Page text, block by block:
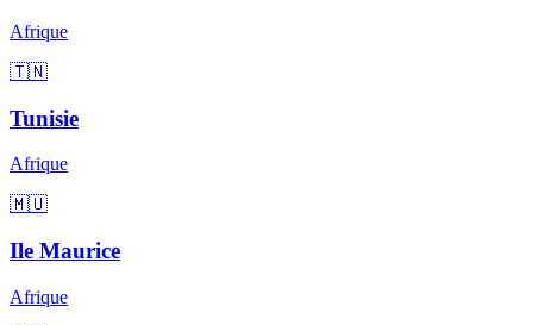
Afrique
🇹🇳
Tunisie
Afrique
🇲🇺
Ile Maurice
Afrique